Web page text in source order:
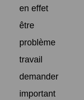
en effet
être
problème
travail
demander
important